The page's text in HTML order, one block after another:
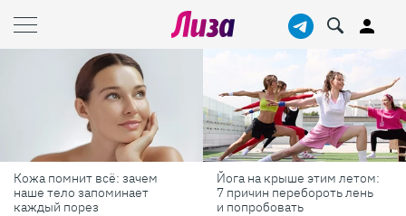
Йога на крыше этим летом:
7 причин перебороть лень
и попробовать
Готовь как шеф-повар: 6
профессиональных
секретов, которые помогут